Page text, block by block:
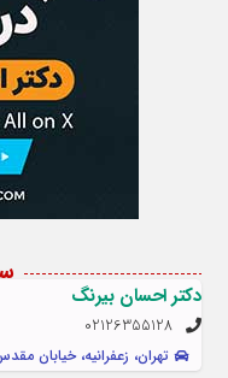
دکتر احسان بیرنگ
تهران، زعفرانیه، خیابان مقدس